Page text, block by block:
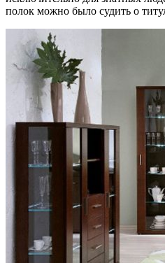
полок можно было судить о